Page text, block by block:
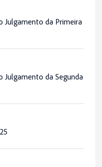
Julgamento da Primeira
Julgamento da Segunda